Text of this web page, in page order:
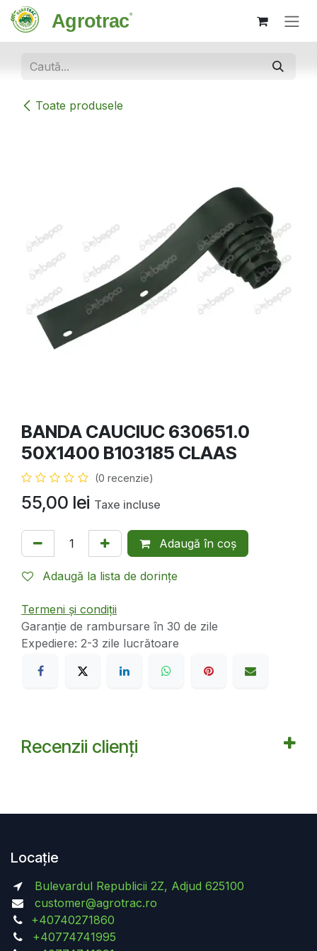
Sari la conținut
Toate produsele
BANDA CAUCIUC 630651.0
50X1400 B103185 CLAAS
(0 recenzie)
55,00 lei Taxe incluse
Adaugă în coș
Adaugă la lista de dorințe
Termeni și condiții
Garanție de rambursare în 30 de zile
Expediere: 2-3 zile lucrătoare
Recenzii clienți
Locație
Bulevardul Republicii 2Z, Adjud 625100
customer@agrotrac.ro
+40740271860
+40774741995